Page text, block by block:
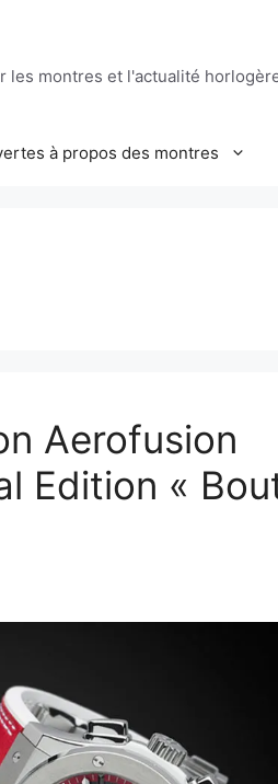
les montres et l'actualité
à propos des montres
Aerofusion
Edition «